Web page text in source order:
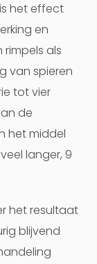
het effect
en
als
van spieren
tot vier
de
het middel
langer, 9
het resultaat
blijvend